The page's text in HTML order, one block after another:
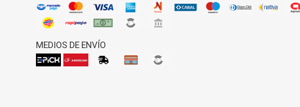
MEDIOS DE ENVÍO